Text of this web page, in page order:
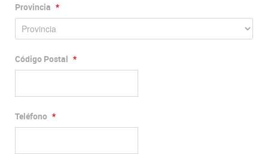
Provincia *
Código Postal *
Teléfono *